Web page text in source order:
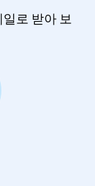
로 받아 보